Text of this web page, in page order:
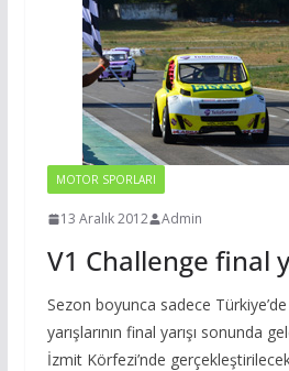
MOTOR SPORLARI
13 Aralık 2012 Admin
V1 Challenge final
Sezon boyunca sadece Türkiye’de
yarışlarının final yarışı sonunda
İzmit Körfezi’nde gerçekleştirilecek